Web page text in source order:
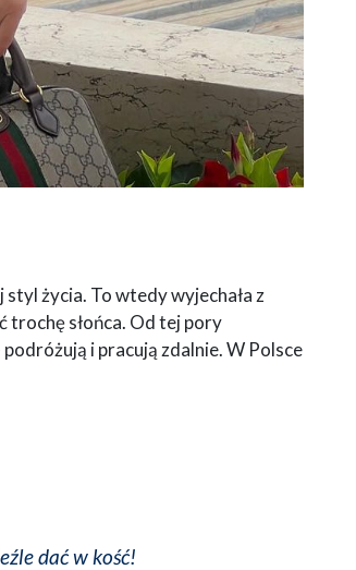
życia. To wtedy wyjechała z
trochę słońca. Od tej pory
i pracują zdalnie. W Polsce
dać w kość!